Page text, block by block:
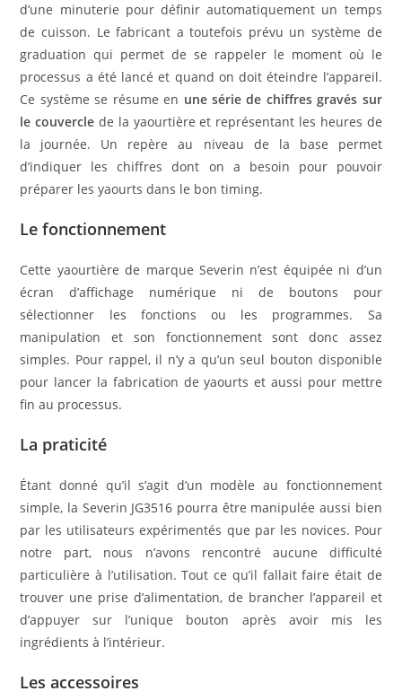
d’une minuterie pour définir automatiquement un temps
de cuisson. Le fabricant a toutefois prévu un système de
graduation qui permet de se rappeler le moment où le
processus a été lancé et quand on doit éteindre l’appareil.
Ce système se résume en une série de chiffres gravés sur
le couvercle de la yaourtière et représentant les heures de
la journée. Un repère au niveau de la base permet
d’indiquer les chiffres dont on a besoin pour pouvoir
préparer les yaourts dans le bon timing.
Le fonctionnement
Cette yaourtière de marque Severin n’est équipée ni d’un
écran d’affichage numérique ni de boutons pour
sélectionner les fonctions ou les programmes. Sa
manipulation et son fonctionnement sont donc assez
simples. Pour rappel, il n’y a qu’un seul bouton disponible
pour lancer la fabrication de yaourts et aussi pour mettre
fin au processus.
La praticité
Étant donné qu’il s’agit d’un modèle au fonctionnement
simple, la Severin JG3516 pourra être manipulée aussi bien
par les utilisateurs expérimentés que par les novices. Pour
notre part, nous n’avons rencontré aucune difficulté
particulière à l’utilisation. Tout ce qu’il fallait faire était de
trouver une prise d’alimentation, de brancher l’appareil et
d’appuyer sur l’unique bouton après avoir mis les
ingrédients à l’intérieur.
Les accessoires